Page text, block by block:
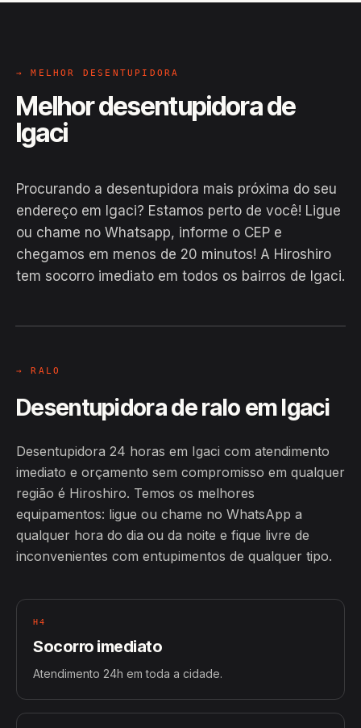
→ MELHOR DESENTUPIDORA
Melhor desentupidora de
Igaci
Procurando a desentupidora mais próxima do seu
endereço em Igaci? Estamos perto de você! Ligue
ou chame no Whatsapp, informe o CEP e
chegamos em menos de 20 minutos! A Hiroshiro
tem socorro imediato em todos os bairros de Igaci.
EM CAMPO
→ RALO
Desentupidora de ralo em Igaci
Desentupidora 24 horas em Igaci com atendimento
imediato e orçamento sem compromisso em qualquer
região é Hiroshiro. Temos os melhores
equipamentos: ligue ou chame no WhatsApp a
qualquer hora do dia ou da noite e fique livre de
inconvenientes com entupimentos de qualquer tipo.
H4
Socorro imediato
Atendimento 24h em toda a cidade.